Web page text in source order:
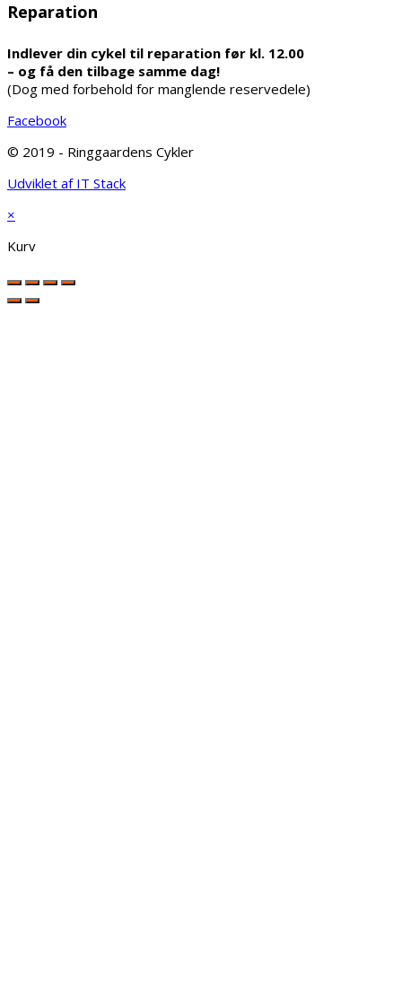
Reparation
Indlever din cykel til reparation før kl. 12.00
– og få den tilbage samme dag!
(Dog med forbehold for manglende reservedele)
Facebook
© 2019 - Ringgaardens Cykler
Udviklet af IT Stack
×
Kurv